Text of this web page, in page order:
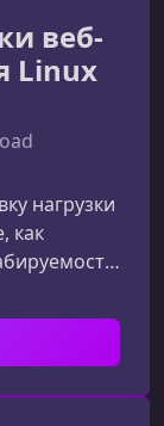
веб-
Linux
нагрузки
как
Этот